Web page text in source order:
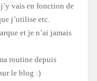
vais en fonction de
j’utilise etc.
et je n’ai jamais
routine depuis
le blog :)